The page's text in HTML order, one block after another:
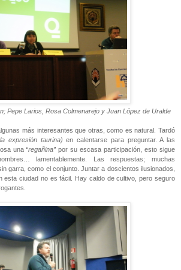
Pepe Larios, Rosa Colmenarejo y Juan López de Uralde
más interesantes que otras, como es natural. Tardó
expresión taurina) en calentarse para preguntar. A las
una “regañina” por su escasa participación, esto sigue
lamentablemente. Las respuestas; muchas
garra, como el conjunto. Juntar a doscientos ilusionados,
esta ciudad no es fácil. Hay caldo de cultivo, pero seguro